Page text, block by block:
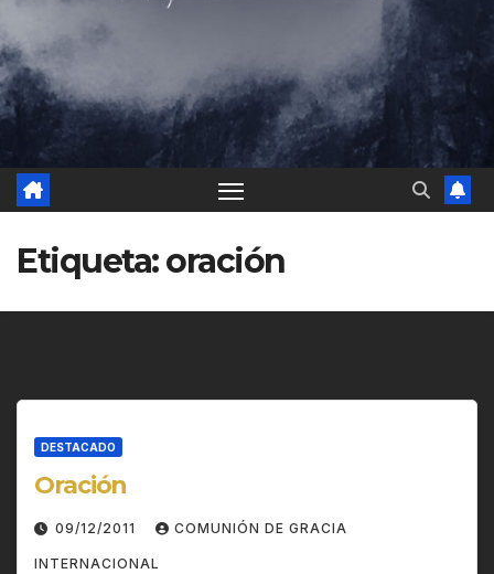
Etiqueta:oración
DESTACADO
Oración
09/12/2011 COMUNIÓN DE GRACIA
INTERNACIONAL